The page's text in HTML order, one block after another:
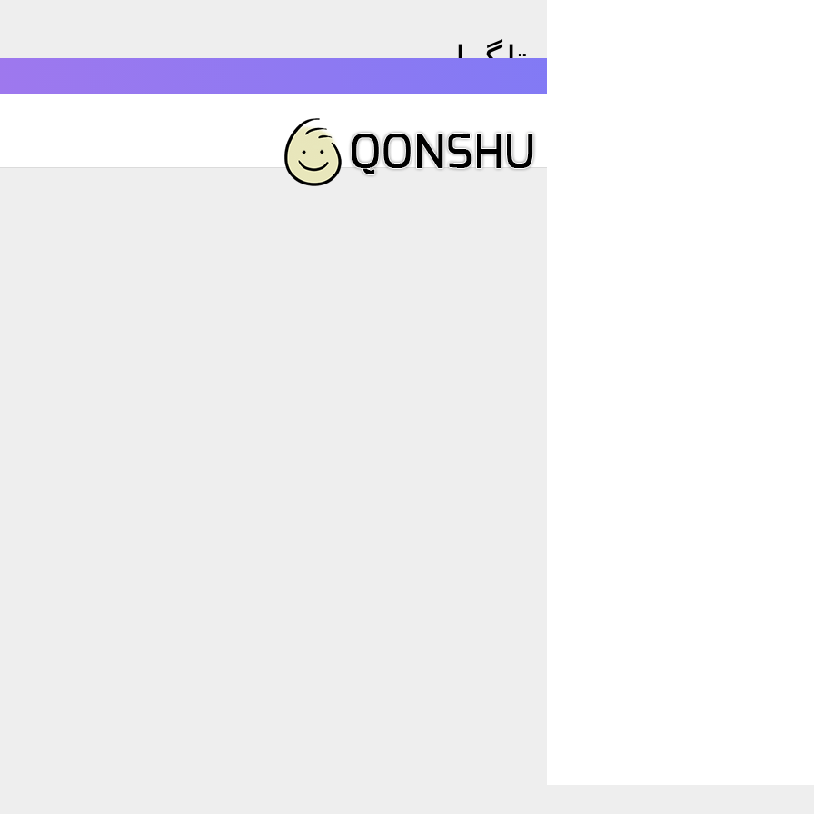
زبان فارسی برای تلگرام